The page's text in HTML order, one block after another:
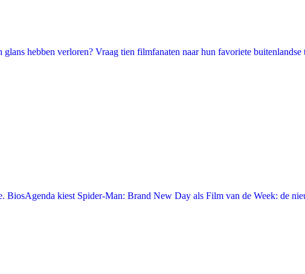
hebben verloren? Vraag tien filmfanaten naar hun favoriete
BiosAgenda kiest Spider-Man: Brand New Day als Film van de Week: de